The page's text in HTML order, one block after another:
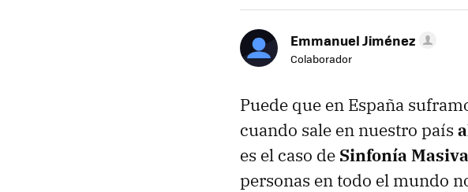
Emmanuel Jiménez
Colaborador
Puede que en España
cuando sale en nuestro país
es el caso de Sinfonía Masiva
personas en todo el mundo